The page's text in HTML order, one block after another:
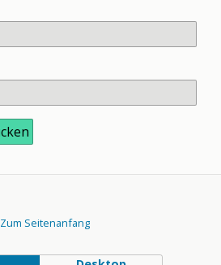
Zum Seitenanfang